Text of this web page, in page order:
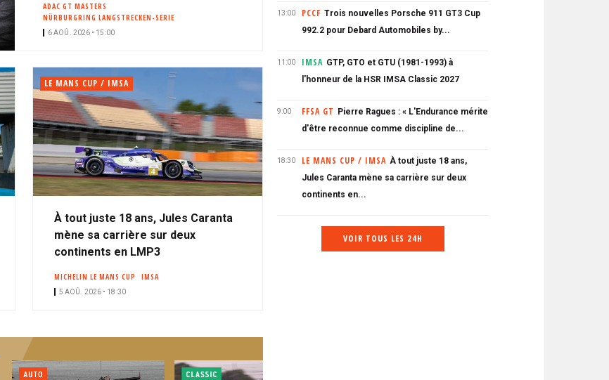
ADAC GT MASTERS
NÜRBURGRING LANGSTRECKEN-SERIE
6 AOÛ. 2026 • 15:00
LE MANS CUP / IMSA
À tout juste 18 ans, Jules Caranta
mène sa carrière sur deux
continents en LMP3
MICHELIN LE MANS CUP IMSA
5 AOÛ. 2026 • 18:30
13:00 PCCF Trois nouvelles Porsche 911 GT3 Cup
992.2 pour Debard Automobiles by...
11:00 IMSA GTP, GTO et GTU (1981-1993) à
l'honneur de la HSR IMSA Classic 2027
9:00 FFSA GT Pierre Ragues : « L'Endurance mérite
d'être reconnue comme discipline de...
18:30 LE MANS CUP / IMSA À tout juste 18 ans,
Jules Caranta mène sa carrière sur deux
continents en...
VOIR TOUS LES 24H